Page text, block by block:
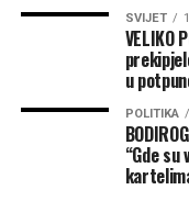
(BN) Foto: BN
SVIJET
VELIKO
u
POLITIKA
“Gde